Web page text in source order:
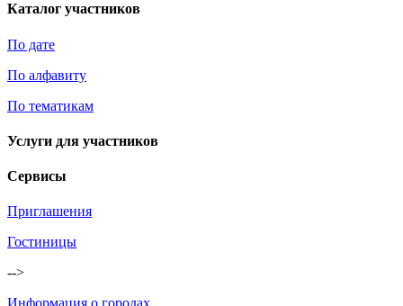
Каталог участников
По дате
По алфавиту
По тематикам
Услуги для участников
Сервисы
Приглашения
Гостиницы
-->